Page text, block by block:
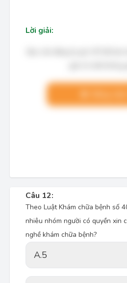
Lời giải:
Câu 12:
Theo Luật Khám chữa bệnh số
nhiêu nhóm người có quyền xin
nghề khám chữa bệnh?
A.5